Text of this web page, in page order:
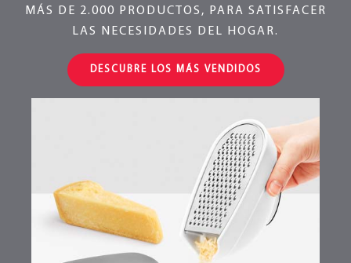
MÁS DE 2.000 PRODUCTOS, PARA SATISFACER
LAS NECESIDADES DEL HOGAR.
DESCUBRE LOS MÁS VENDIDOS
Trio-Box